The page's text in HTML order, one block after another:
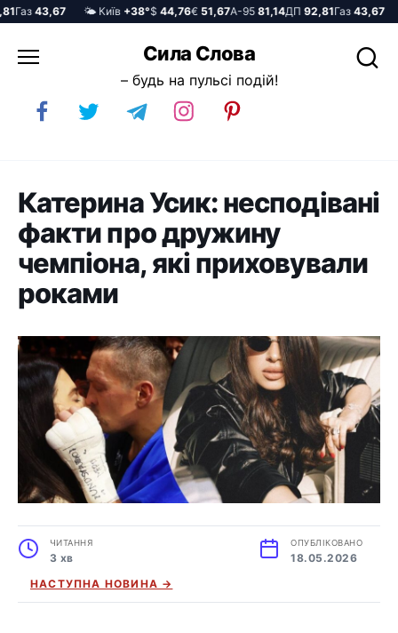
43,67 🌤️ Київ+38°$44,76€51,67А-9581,14ДП92,81Газ43,67
до
Сила Слова
– будь на пульсі подій!
Катерина Усик: несподівані
факти про дружину
чемпіона, які приховували
роками
ЧИТАННЯ
3 хв
ОПУБЛІКОВАНО
18.05.2026
НАСТУПНА НОВИНА →